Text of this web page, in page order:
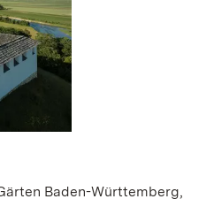
Baden-Württemberg,